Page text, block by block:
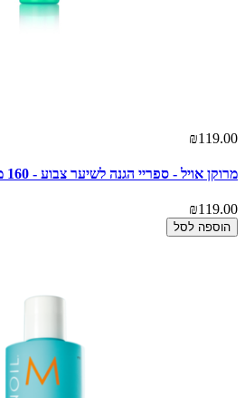
₪119.00
מרוקן אויל - ספריי הגנה לשיער צבוע - 160 מ"ל
₪119.00
הוספה לסל